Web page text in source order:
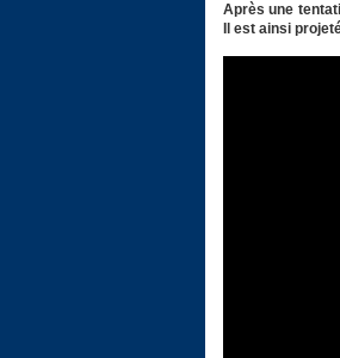
Après une
Il est ainsi